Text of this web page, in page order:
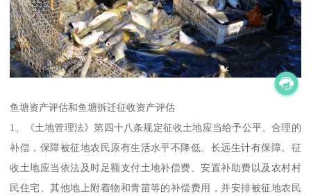
鱼塘资产评估和鱼塘拆迁征收资产评估
1、《土地管理法》第四十八条规定征收土地应当给予公平、合理的
补偿，保障被征地农民原有生活水平不降低、长远生计有保障。征
收土地应当依法及时足额支付土地补偿费、安置补助费以及农村村
民住宅、其他地上附着物和青苗等的补偿费用，并安排被征地农民